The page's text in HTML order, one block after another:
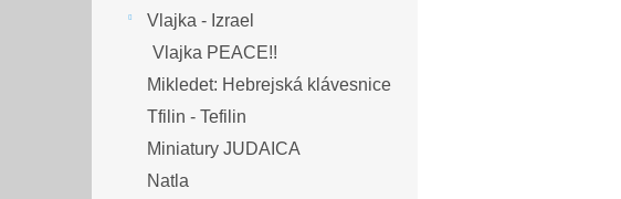
Vlajka - Izrael
Vlajka PEACE!!
Mikledet: Hebrejská klávesnice
Tfilin - Tefilin
Miniatury JUDAICA
Natla